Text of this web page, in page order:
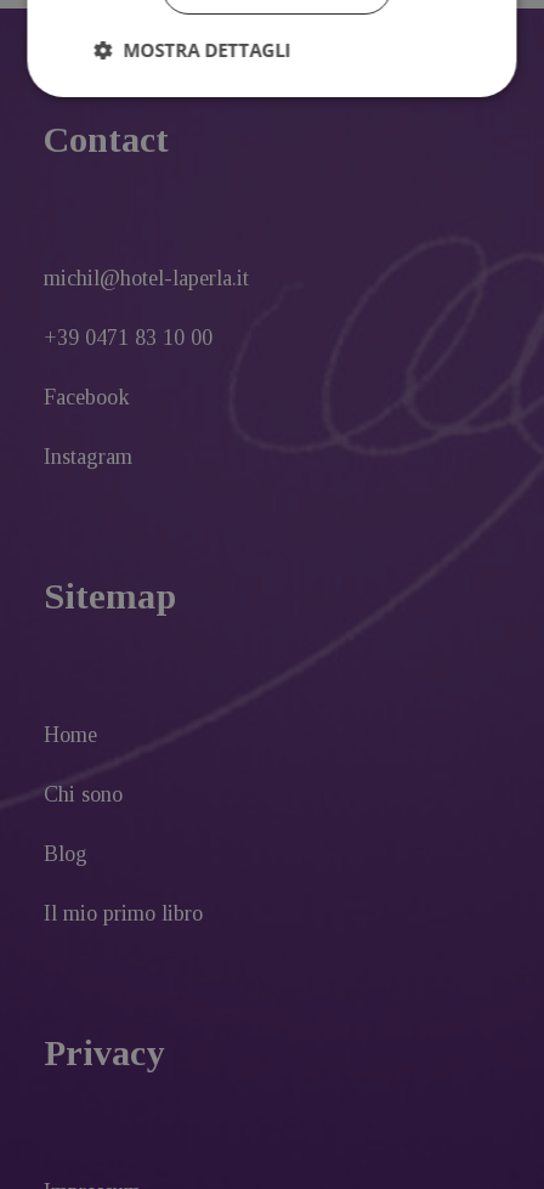
Contact
michil@hotel-laperla.it
+39 0471 83 10 00
Facebook
Instagram
Sitemap
Home
Chi sono
Blog
Il mio primo libro
Privacy
MOSTRA DETTAGLI